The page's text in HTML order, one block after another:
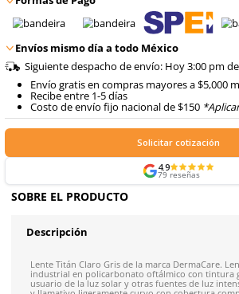
Agregar al
Certificaciones
Formas de Pago
Envíos mismo día a todo México
Envío gratis en compras mayores
Recibe entre 1-5 días
Costo de envío fijo nacional de